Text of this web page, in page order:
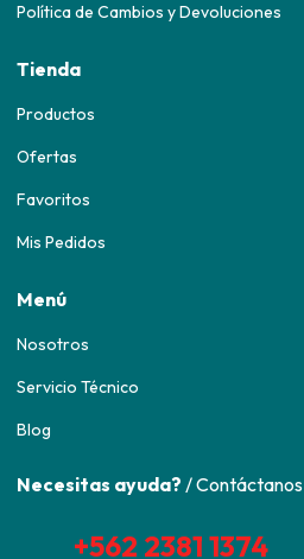
Política de Cambios y Devoluciones
Tienda
Productos
Ofertas
Favoritos
Mis Pedidos
Menú
Nosotros
Servicio Técnico
Blog
Necesitas ayuda? / Contáctanos
+562 2381 1374